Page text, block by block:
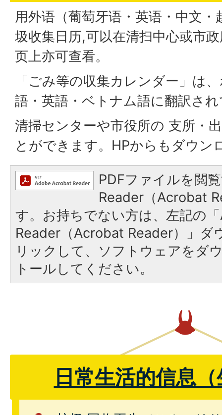
用外语（葡萄牙语・英语・中文
圾收集日历,可以在清扫中心或市
页上亦可查看。
「ごみ等の収集カレンダー」は
語・英語・ベトナム語に翻訳さ
清掃センターや市役所の 支所・
とができます。HPからもダウン
PDFファイルを閲
Reader（Acrobat
す。お持ちでない方は、左記の
Reader（Acrobat Reader）」ダ
リックして、ソフトウェアをダ
トールしてください。
日常生活的信息